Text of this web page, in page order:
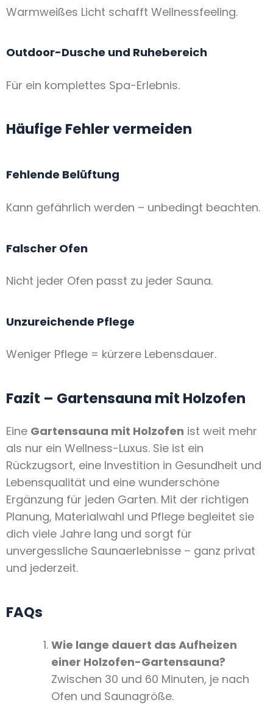
Warmweißes Licht schafft Wellnessfeeling.
Outdoor-Dusche und Ruhebereich
Für ein komplettes Spa-Erlebnis.
Häufige Fehler vermeiden
Fehlende Belüftung
Kann gefährlich werden – unbedingt beachten.
Falscher Ofen
Nicht jeder Ofen passt zu jeder Sauna.
Unzureichende Pflege
Weniger Pflege = kürzere Lebensdauer.
Fazit – Gartensauna mit Holzofen
Eine Gartensauna mit Holzofen ist weit mehr
als nur ein Wellness-Luxus. Sie ist ein
Rückzugsort, eine Investition in Gesundheit und
Lebensqualität und eine wunderschöne
Ergänzung für jeden Garten. Mit der richtigen
Planung, Materialwahl und Pflege begleitet sie
dich viele Jahre lang und sorgt für
unvergessliche Saunaerlebnisse – ganz privat
und jederzeit.
FAQs
Wie lange dauert das Aufheizen
einer Holzofen-Gartensauna?
Zwischen 30 und 60 Minuten, je nach
Ofen und Saunagröße.